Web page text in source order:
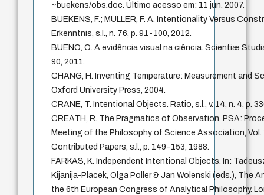
~buekens/obs.doc. Último acesso em: 11 jun. 2007.
BUEKENS, F.; MULLER, F. A. Intentionality Versus
Erkenntnis, s.l., n. 76, p. 91-100, 2012.
BUENO, O. A evidência visual na ciência. Scientiæ
90, 2011.
CHANG, H. Inventing Temperature: Measurement and
Oxford University Press, 2004.
CRANE, T. Intentional Objects. Ratio, s.l., v. 14, n. 4, p.
CREATH, R. The Pragmatics of Observation. PSA:
Meeting of the Philosophy of Science Association, Vol.
Contributed Papers, s.l., p. 149-153, 1988.
FARKAS, K. Independent Intentional Objects. In:
Kijanija-Placek, Olga Poller & Jan Wolenski (eds.), The
the 6th European Congress of Analytical Philosophy.